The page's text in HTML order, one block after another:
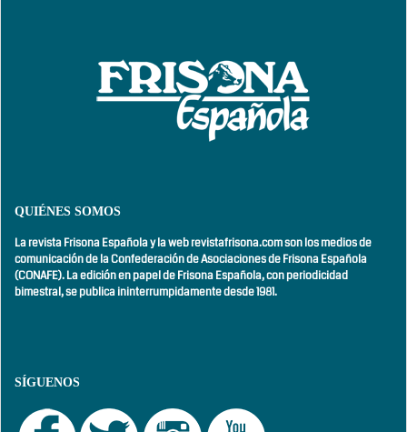
QUIÉNES SOMOS
La revista Frisona Española y la web revistafrisona.com son los medios de
comunicación de la Confederación de Asociaciones de Frisona Española
(CONAFE). La edición en papel de Frisona Española, conperiodicidad
bimestral,se publica ininterrumpidamente desde 1981.
SÍGUENOS